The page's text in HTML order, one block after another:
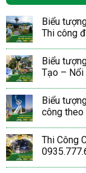
Biểu
Thi công
Biểu
Tạo – Nổi
Biểu
công theo
Thi Công